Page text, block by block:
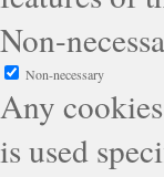
Non-
Non-necessary
Any
is used